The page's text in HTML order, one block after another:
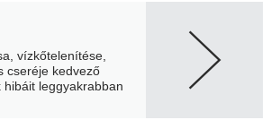
vízkőtelenítése,
cseréje kedvező
leggyakrabban
jellemző...